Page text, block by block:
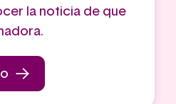
la noticia de que